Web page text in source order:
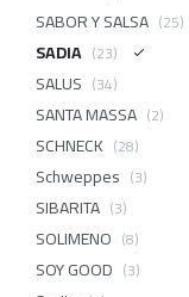
SABOR Y SALSA (25)
SADIA (23)
SALUS (34)
SANTA MASSA (2)
SCHNECK (28)
Schweppes (3)
SIBARITA (3)
SOLIMENO (8)
SOY GOOD (3)